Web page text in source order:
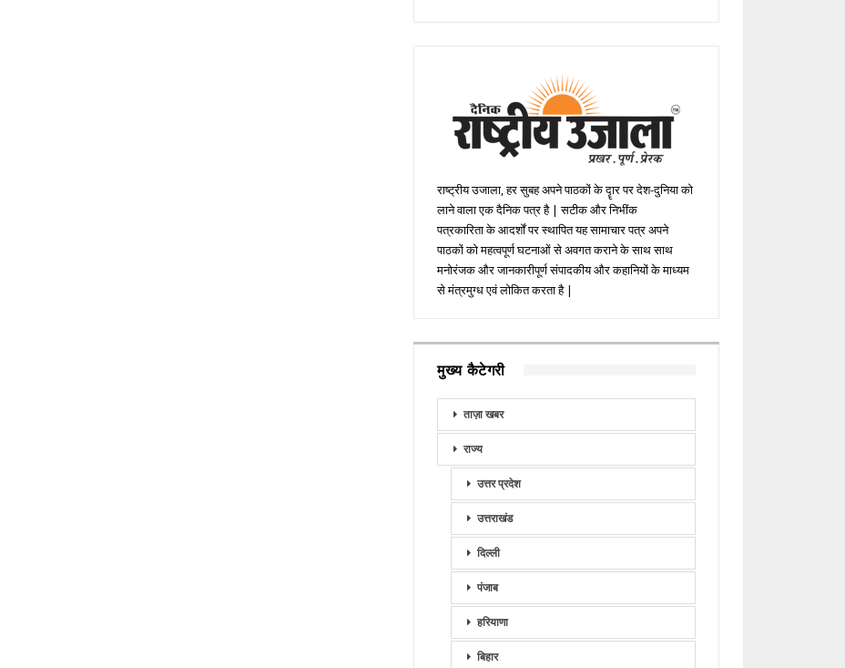
राष्ट्रीय उजाला, हर सुबह अपने पाठकों के दॄार पर देश-दुनिया को
लाने वाला एक दैनिक पत्र है | सटीक और निभींक
पत्रकारिता के आदर्शों पर स्थापित यह सामाचार पत्र अपने
पाठकों को महत्वपूर्ण घटनाओं से अवगत कराने के साथ साथ
मनोरंजक और जानकारीपूर्ण संपादकीय और कहानियों के माध्यम
से मंत्रमुग्ध एवं लोकित करता है |
मुख्य कैटेगरी
ताज़ा खबर
राज्य
उत्तर प्रदेश
उत्तराखंड
दिल्ली
पंजाब
हरियाणा
बिहार